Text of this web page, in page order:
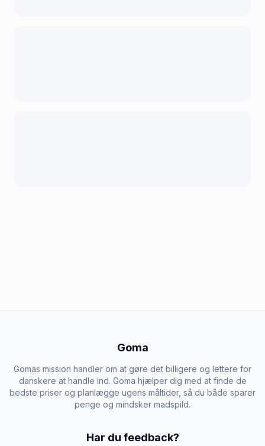
Goma
Gomas mission handler om at gøre det billigere og lettere for
danskere at handle ind. Goma hjælper dig med at finde de
bedste priser og planlægge ugens måltider, så du både sparer
penge og mindsker madspild.
Har du feedback?